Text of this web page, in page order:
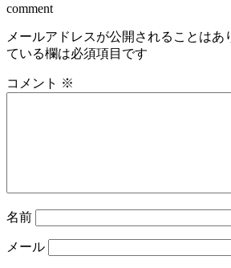
comment
メールアドレスが公開されることはあ
ている欄は必須項目です
コメント ※
名前
メール